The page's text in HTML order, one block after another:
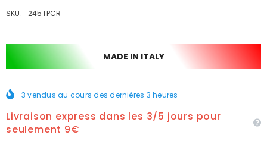
SKU: 245TPCR
MADE IN ITALY
3 vendus au cours des dernières 3 heures
Livraison express dans les 3/5 jours pour
seulement 9€